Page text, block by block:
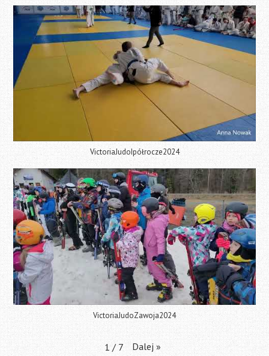
VictoriaJudoIpółrocze2024
VictoriaJudoZawoja2024
1 / 7 Dalej »